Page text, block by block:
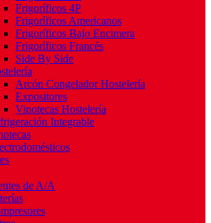
Frigoríficos 4P
Frigoríficos Americanos
Frigoríficos Bajo Encimera
Frigoríficos Francés
Side By Side
Arcón Congelador Hostelería
Expositores
Vinotecas Hostelería
Integrable
de A/A